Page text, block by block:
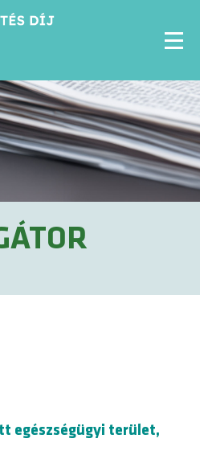
egészségügyi terület,